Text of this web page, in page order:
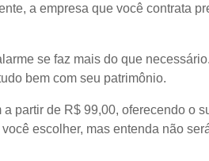
a empresa que você contrata
se faz mais do que
bem com seu patrimônio.
partir de R$ 99,00, oferecendo o
escolher, mas entenda não